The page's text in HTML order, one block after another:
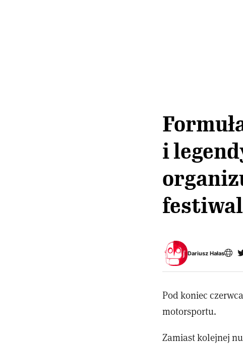
i
festiwal
Dariusz Hałas
Pod koniec
motorsportu.
Zamiast kolejnej